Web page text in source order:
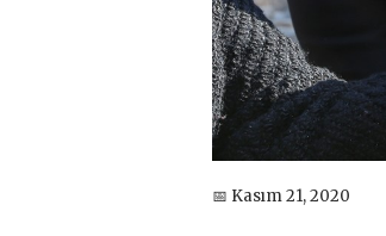
📅 Kasım 21, 2020